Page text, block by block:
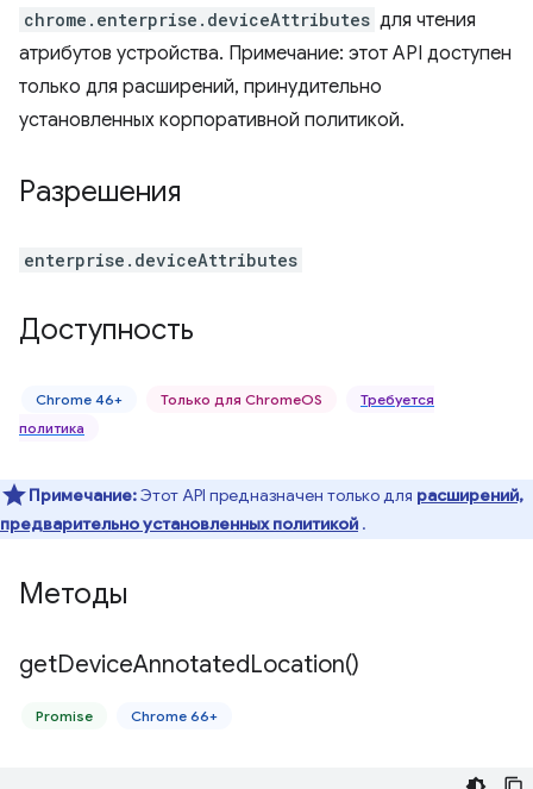
chrome.enterprise.deviceAttributes для чтения
атрибутов устройства. Примечание: этот API доступен
только для расширений, принудительно
установленных корпоративной политикой.
Разрешения
enterprise.deviceAttributes
Доступность
Chrome 46+ Только для ChromeOS
Требуется
политика
Примечание:Этот API предназначен только для расширений,
предварительно установленных политикой .
Методы
getDeviceAnnotatedLocation()
Promise Chrome 66+